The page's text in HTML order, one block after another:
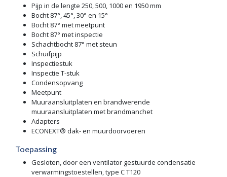
Pijp in de lengte 250, 500, 1000 en 1950 mm
Bocht 87°, 45°, 30° en 15°
Bocht 87° met meetpunt
Bocht 87° met inspectie
Schachtbocht 87° met steun
Schuifpijp
Inspectiestuk
Inspectie T-stuk
Condensopvang
Meetpunt
Muuraansluitplaten en brandwerende
muuraansluitplaten met brandmanchet
Adapters
ECONEXT® dak- en muurdoorvoeren
Toepassing
Gesloten, door een ventilator gestuurde condensatie
verwarmingstoestellen, type C T120